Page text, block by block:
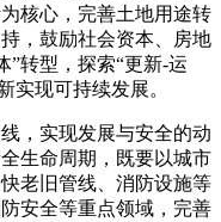
核心，完善土地用途转
，鼓励社会资本、房地
”转型，探索“更新-运
实现可持续发展。
，实现发展与安全的动
生命周期，既要以城市
老旧管线、消防设施等
安全等重点领域，完善